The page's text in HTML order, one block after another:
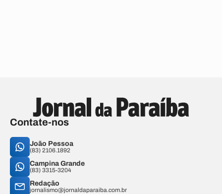
Contate-nos
João Pessoa
(83) 2106.1892
Campina Grande
(83) 3315-3204
Redação
jornalismo@jornaldaparaiba.com.br